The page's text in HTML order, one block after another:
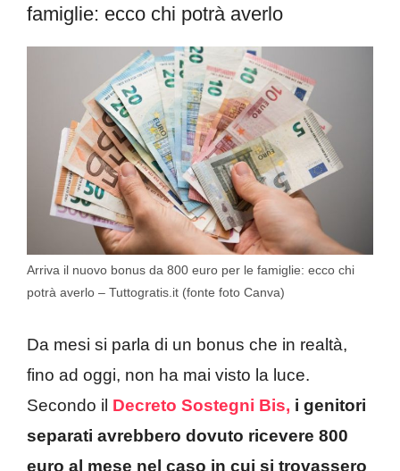
famiglie: ecco chi potrà averlo
Arriva il nuovo bonus da 800 euro per le famiglie: ecco chi
potrà averlo – Tuttogratis.it (fonte foto Canva)
Da mesi si parla di un bonus che in realtà,
fino ad oggi, non ha mai visto la luce.
Secondo il Decreto Sostegni Bis, i genitori
separati avrebbero dovuto ricevere 800
euro al mese nel caso in cui si trovassero